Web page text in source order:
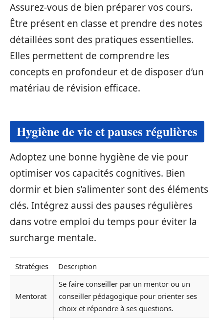
Assurez-vous de bien préparer vos cours.
Être présent en classe et prendre des notes
détaillées sont des pratiques essentielles.
Elles permettent de comprendre les
concepts en profondeur et de disposer d’un
matériau de révision efficace.
Hygiène de vie et pauses régulières
Adoptez une bonne hygiène de vie pour
optimiser vos capacités cognitives. Bien
dormir et bien s’alimenter sont des éléments
clés. Intégrez aussi des pauses régulières
dans votre emploi du temps pour éviter la
surcharge mentale.
Stratégies Description
Mentorat
Se faire conseiller par un mentor ou un
conseiller pédagogique pour orienter ses
choix et répondre à ses questions.